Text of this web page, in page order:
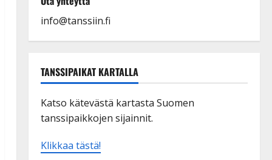
info@tanssiin.fi
TANSSIPAIKAT KARTALLA
Katso kätevästä kartasta Suomen
tanssipaikkojen sijainnit.
Klikkaa tästä!